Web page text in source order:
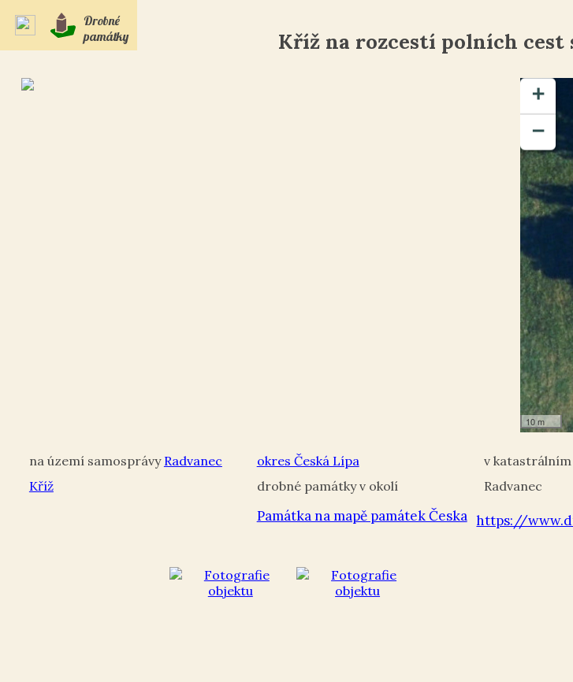
Drobné
památky
Kříž na rozcestí polních cest
+
−
10 m
Radvanec okres Česká Lípa
Kříž
Památka na mapě památek Česka
Radvanec
https://